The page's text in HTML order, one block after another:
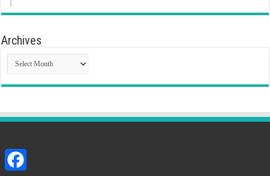
Archives
Archives